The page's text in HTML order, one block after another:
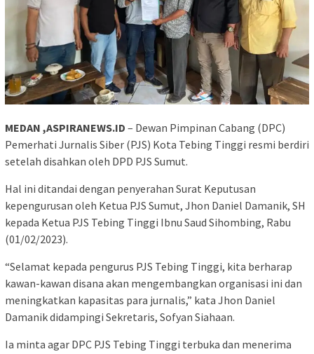
MEDAN ,ASPIRANEWS.ID – Dewan Pimpinan Cabang (DPC)
Pemerhati Jurnalis Siber (PJS) Kota Tebing Tinggi resmi berdiri
setelah disahkan oleh DPD PJS Sumut.
Hal ini ditandai dengan penyerahan Surat Keputusan
kepengurusan oleh Ketua PJS Sumut, Jhon Daniel Damanik, SH
kepada Ketua PJS Tebing Tinggi Ibnu Saud Sihombing, Rabu
(01/02/2023).
“Selamat kepada pengurus PJS Tebing Tinggi, kita berharap
kawan-kawan disana akan mengembangkan organisasi ini dan
meningkatkan kapasitas para jurnalis,” kata Jhon Daniel
Damanik didampingi Sekretaris, Sofyan Siahaan.
Ia minta agar DPC PJS Tebing Tinggi terbuka dan menerima